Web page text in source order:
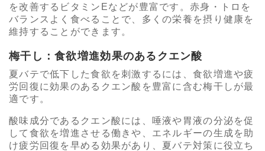
を改善するビタミンEなどが豊富です。赤身・トロを
バランスよく食べることで、多くの栄養を摂り健康を
維持することができます。
梅干し：食欲増進効果のあるクエン酸
夏バテで低下した食欲を刺激するには、食欲増進や疲
労回復に効果のあるクエン酸を豊富に含む梅干しが最
適です。
酸味成分であるクエン酸には、唾液や胃液の分泌を促
して食欲を増進させる働きや、エネルギーの生成を助
け疲労回復を早める効果があり、夏バテ対策に役立ち